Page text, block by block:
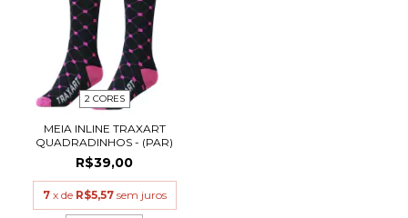
2 CORES
MEIA INLINE TRAXART
QUADRADINHOS - (PAR)
R$39,00
7 x de R$5,57 sem juros